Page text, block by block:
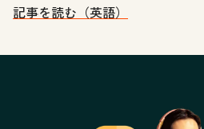
記事を読む（英語）